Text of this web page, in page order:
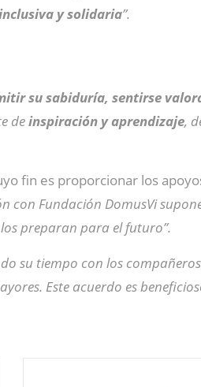
y solidaria”.
su sabiduría, sentirse
deinspiración y aprendizaje,
fin es proporcionar los
con Fundación DomusVi
preparan para el futuro”.
su tiempo con los
Este acuerdo es